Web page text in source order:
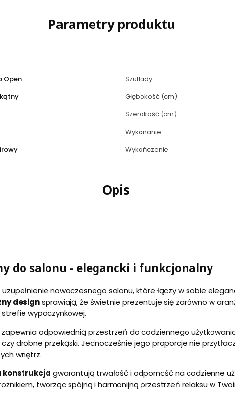
Parametry produktu
Open Szuflady
Głębokość (cm)
Szerokość (cm)
Wykonanie
Wykończenie
Opis
do salonu - elegancki i funkcjonalny
nowoczesnego salonu, które łączy w sobie
designsprawiają, że świetnie prezentuje się zarówno w
wypoczynkowej.
zapewnia odpowiednią przestrzeń do codziennego
czy drobne przekąski. Jednocześnie jego proporcje nie
wnętrz.
konstrukcja gwarantują trwałość i odporność na codzienne
tworząc spójną i harmonijną przestrzeń relaksu w